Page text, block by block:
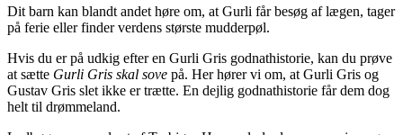
Dit barn kan blandt andet høre om, at Gurli får besøg af lægen, tager
på ferie eller finder verdens største mudderpøl.
Hvis du er på udkig efter en Gurli Gris godnathistorie, kan du prøve
at sætte Gurli Gris skal sove på. Her hører vi om, at Gurli Gris og
Gustav Gris slet ikke er trætte. En dejlig godnathistorie får dem dog
helt til drømmeland.